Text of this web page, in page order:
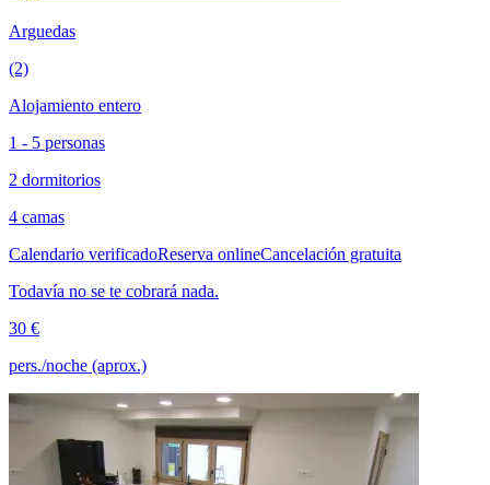
Arguedas
(2)
Alojamiento entero
1 - 5 personas
2 dormitorios
4 camas
Calendario verificadoReserva onlineCancelación gratuita
Todavía no se te cobrará nada.
30 €
pers./noche (aprox.)